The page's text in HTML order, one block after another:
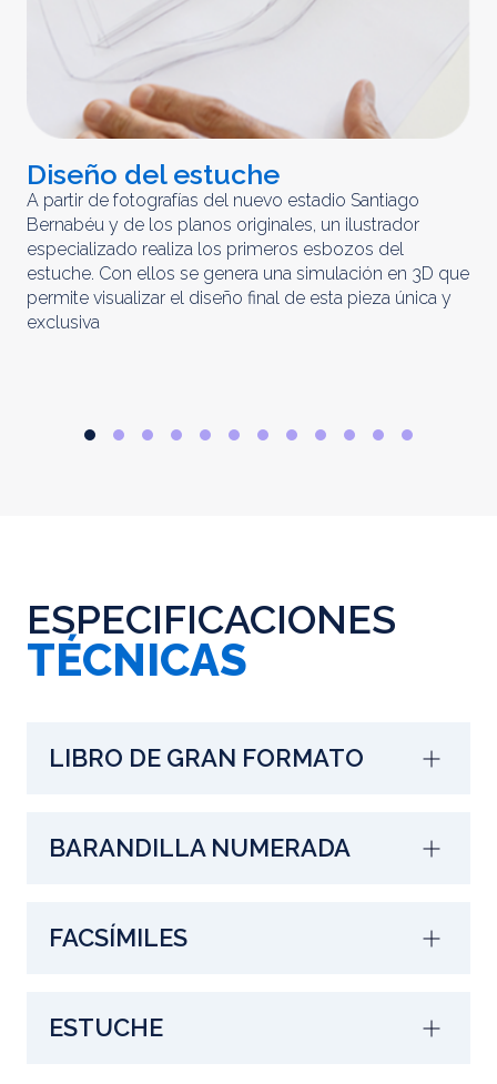
Diseño del estuche
A partir de fotografías del nuevo estadio Santiago
Bernabéu y de los planos originales, un ilustrador
especializado realiza los primeros esbozos del
estuche. Con ellos se genera una simulación en 3D que
permite visualizar el diseño final de esta pieza única y
exclusiva
ESPECIFICACIONES
TÉCNICAS
LIBRO DE GRAN FORMATO
BARANDILLA NUMERADA
FACSÍMILES
ESTUCHE